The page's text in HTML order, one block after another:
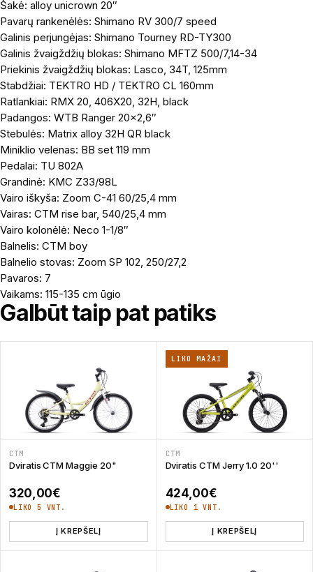
Šakė: alloy unicrown 20″
Pavarų rankenėlės: Shimano RV 300/7 speed
Galinis perjungėjas: Shimano Tourney RD-TY300
Galinis žvaigždžių blokas: Shimano MFTZ 500/7,14-34
Priekinis žvaigždžių blokas: Lasco, 34T, 125mm
Stabdžiai: TEKTRO HD / TEKTRO CL 160mm
Ratlankiai: RMX 20, 406X20, 32H, black
Padangos: WTB Ranger 20×2,6″
Stebulės: Matrix alloy 32H QR black
Miniklio velenas: BB set 119 mm
Pedalai: TU 802A
Grandinė: KMC Z33/98L
Vairo iškyša: Zoom C-41 60/25,4 mm
Vairas: CTM rise bar, 540/25,4 mm
Vairo kolonėlė: Neco 1-1/8″
Balnelis: CTM boy
Balnelio stovas: Zoom SP 102, 250/27,2
Pavaros: 7
Vaikams: 115-135 cm ūgio
Galbūt taip pat patiks
CTM
Dviratis CTM Maggie 20"
320,00€
LIKO 5 VNT.
Į KREPŠELĮ
LIKO MAŽAI
CTM
Dviratis CTM Jerry 1.0 20''
424,00€
LIKO 1 VNT.
Į KREPŠELĮ